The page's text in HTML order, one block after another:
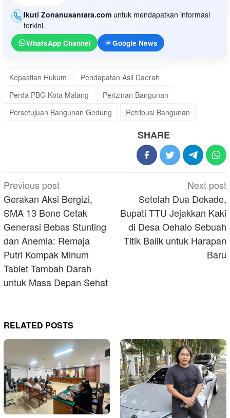
Ikuti Zonanusantara.com untuk mendapatkan informasi
terkini.
WhatsApp Channel Google News
Kepastian Hukum
Pendapatan Asli Daerah
Perda PBG Kota Malang
Perizinan Bangunan
Persetujuan Bangunan Gedung
Retribusi Bangunan
SHARE
Post
navigation
Previous post
Gerakan Aksi Bergizi,
SMA 13 Bone Cetak
Generasi Bebas Stunting
dan Anemia: Remaja
Putri Kompak Minum
Tablet Tambah Darah
untuk Masa Depan Sehat
Next post
Setelah Dua Dekade,
Bupati TTU Jejakkan Kaki
di Desa Oehalo Sebuah
Titik Balik untuk Harapan
Baru
RELATED POSTS